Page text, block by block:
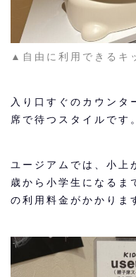
▲自由に利用できるキ
入り口すぐのカウンタ
席で待つスタイルです。
ユージアムでは、小上
歳から小学生になるま
の利用料金がかかりま